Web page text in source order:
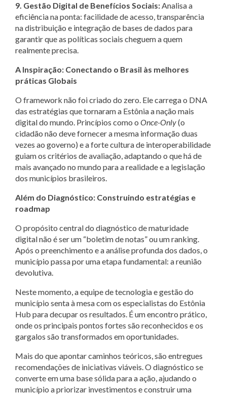
9. Gestão Digital de Benefícios Sociais:Analisa a
eficiência na ponta: facilidade de acesso, transparência
na distribuição e integração de bases de dados para
garantir que as políticas sociais cheguem a quem
realmente precisa.
A Inspiração: Conectando o Brasil às melhores
práticas Globais
O framework não foi criado do zero. Ele carrega o DNA
das estratégias que tornaram a Estônia a nação mais
digital do mundo. Princípios como o Once-Only(o
cidadão não deve fornecer a mesma informação duas
vezes ao governo) e a forte cultura de interoperabilidade
guiam os critérios de avaliação, adaptando o que há de
mais avançado no mundo para a realidade e a legislação
dos municípios brasileiros.
Além do Diagnóstico: Construindo estratégias e
roadmap
O propósito central do diagnóstico de maturidade
digital não é ser um “boletim de notas” ou um ranking.
Após o preenchimento e a análise profunda dos dados, o
município passa por uma etapa fundamental: a reunião
devolutiva.
Neste momento, a equipe de tecnologia e gestão do
município senta à mesa com os especialistas do Estônia
Hub para decupar os resultados. É um encontro prático,
onde os principais pontos fortes são reconhecidos e os
gargalos são transformados em oportunidades.
Mais do que apontar caminhos teóricos, são entregues
recomendações de iniciativas viáveis. O diagnóstico se
converte em uma base sólida para a ação, ajudando o
município a priorizar investimentos e construir uma